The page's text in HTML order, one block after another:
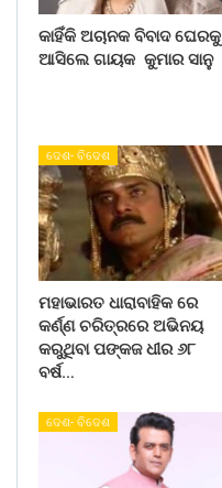
କାହିଁକି ଅଚାନକ ବିବାଦ ଘେରକୁ
ଆସିଲେ ଗାୟକ କୁମାର ସାନୁ
ଦେଶ- ବିଦେଶ
ମହାଭାରତ ଧାରାବାହିକ ରେ
କର୍ଣ୍ଣ ଚରିତ୍ରରେ ଅଭିନୟ
କରୁଥିବା ପଙ୍କଜ ଧୀର ୬୮
ବର୍ଷ…
ଦେଶ- ବିଦେଶ